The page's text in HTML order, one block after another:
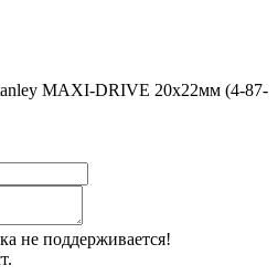
MAXI-DRIVE 20х22мм (4-87-
не поддерживается!